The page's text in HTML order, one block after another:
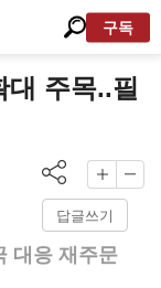
구독
주목..필
답글쓰기
대응 재주문